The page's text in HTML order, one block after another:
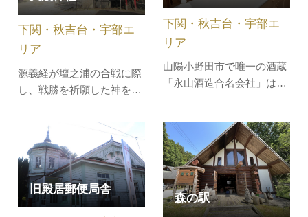
有名です。また境内には数
物館や、…
くの人が訪れ賑わいます。
花見時期は桜並木に沿って
提灯が設置…
源義経が壇之浦の合戦に際
し、戦勝を祈願した神を祀
めた境内には、珍しい「七
卿落ち」の画碑がありま
す。「七卿落ち」とは、文
久3年（1863）8月、京都朝
廷で起こった政変により、
反幕派7人の公卿が京都か
下関・秋吉台・宇部エ
リア
山陽小野田市で唯一の酒蔵
「永山酒造合名会社」は、
様々なお酒の製造販売を行
っています。「山口ワイナ
リー」では、ぶどう農場と
ワイン蔵を見学し、店舗で
のお買い物もお楽しみくだ
下関・秋吉台・宇部エ
リア
旧殿居郵便局舎
森の駅